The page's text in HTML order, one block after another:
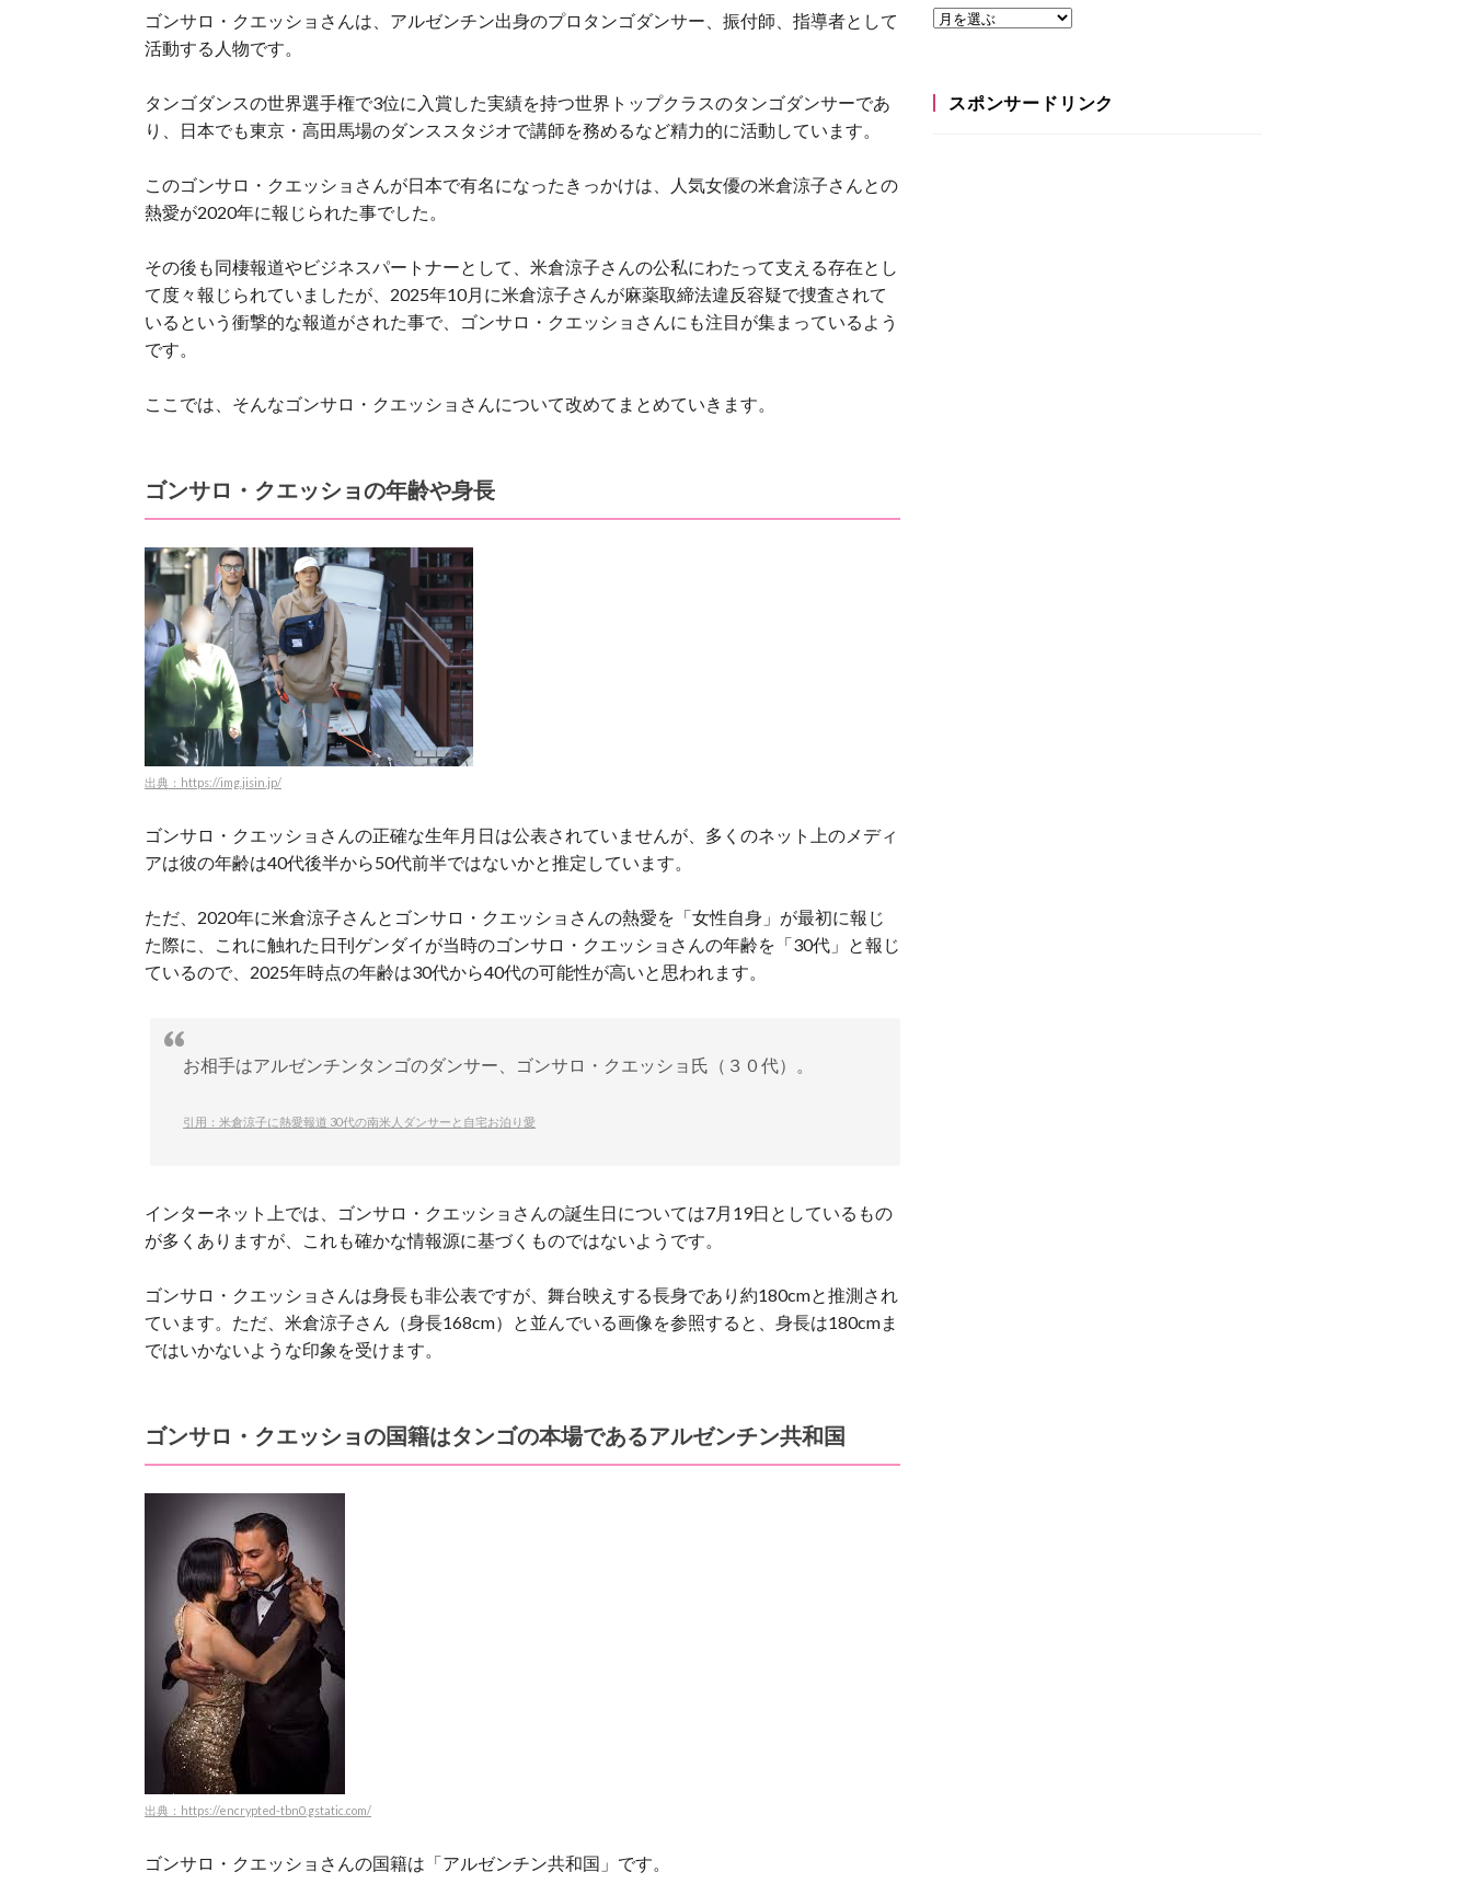
ゴンサロ・クエッショさんは、アルゼンチン出身のプロタンゴダンサー、振付師、指導者として
活動する人物です。
タンゴダンスの世界選手権で3位に入賞した実績を持つ世界トップクラスのタンゴダンサーであ
り、日本でも東京・高田馬場のダンススタジオで講師を務めるなど精力的に活動しています。
このゴンサロ・クエッショさんが日本で有名になったきっかけは、人気女優の米倉涼子さんとの
熱愛が2020年に報じられた事でした。
その後も同棲報道やビジネスパートナーとして、米倉涼子さんの公私にわたって支える存在とし
て度々報じられていましたが、2025年10月に米倉涼子さんが麻薬取締法違反容疑で捜査されて
いるという衝撃的な報道がされた事で、ゴンサロ・クエッショさんにも注目が集まっているよう
です。
ここでは、そんなゴンサロ・クエッショさんについて改めてまとめていきます。
ゴンサロ・クエッショの年齢や身長
出典：https://img.jisin.jp/
ゴンサロ・クエッショさんの正確な生年月日は公表されていませんが、多くのネット上のメディ
アは彼の年齢は40代後半から50代前半ではないかと推定しています。
ただ、2020年に米倉涼子さんとゴンサロ・クエッショさんの熱愛を「女性自身」が最初に報じ
た際に、これに触れた日刊ゲンダイが当時のゴンサロ・クエッショさんの年齢を「30代」と報じ
ているので、2025年時点の年齢は30代から40代の可能性が高いと思われます。
お相手はアルゼンチンタンゴのダンサー、ゴンサロ・クエッショ氏（３０代）。
引用：米倉涼子に熱愛報道 30代の南米人ダンサーと自宅お泊り愛
インターネット上では、ゴンサロ・クエッショさんの誕生日については7月19日としているもの
が多くありますが、これも確かな情報源に基づくものではないようです。
ゴンサロ・クエッショさんは身長も非公表ですが、舞台映えする長身であり約180cmと推測され
ています。ただ、米倉涼子さん（身長168cm）と並んでいる画像を参照すると、身長は180cmま
ではいかないような印象を受けます。
ゴンサロ・クエッショの国籍はタンゴの本場であるアルゼンチン共和国
出典：https://encrypted-tbn0.gstatic.com/
ゴンサロ・クエッショさんの国籍は「アルゼンチン共和国」です。
スポンサードリンク